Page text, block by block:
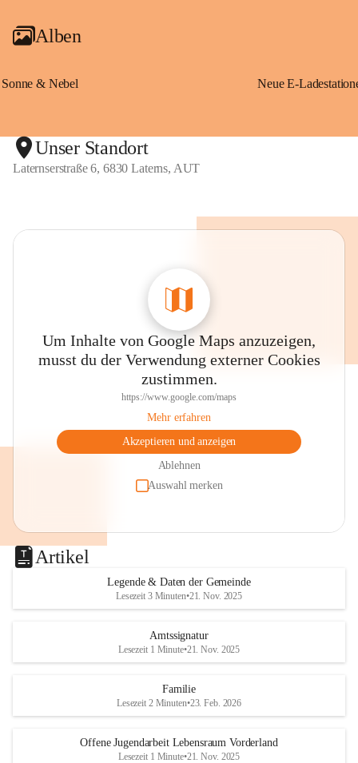
Alben
Sonne & Nebel
Unser Standort
Laternserstraße 6, 6830 Laterns, AUT
Um Inhalte von Google Maps anzuzeigen,
musst du der Verwendung externer Cookies
zustimmen.
https://www.google.com/maps
Mehr erfahren
Akzeptieren und anzeigen
Ablehnen
Auswahl merken
Artikel
Legende & Daten der Gemeinde
Lesezeit 3 Minuten•21. Nov. 2025
Amtssignatur
Lesezeit 1 Minute•21. Nov. 2025
Familie
Lesezeit 2 Minuten•23. Feb. 2026
Offene Jugendarbeit Lebensraum Vorderland
Lesezeit 1 Minute•21. Nov. 2025